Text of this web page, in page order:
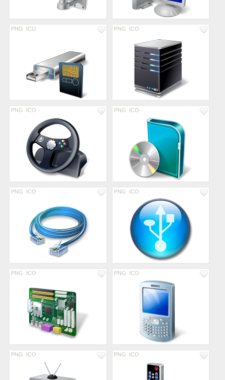
PNG ICO PNG ICO
PNG ICO PNG ICO
PNG ICO PNG ICO
PNG ICO PNG ICO
PNG ICO PNG ICO